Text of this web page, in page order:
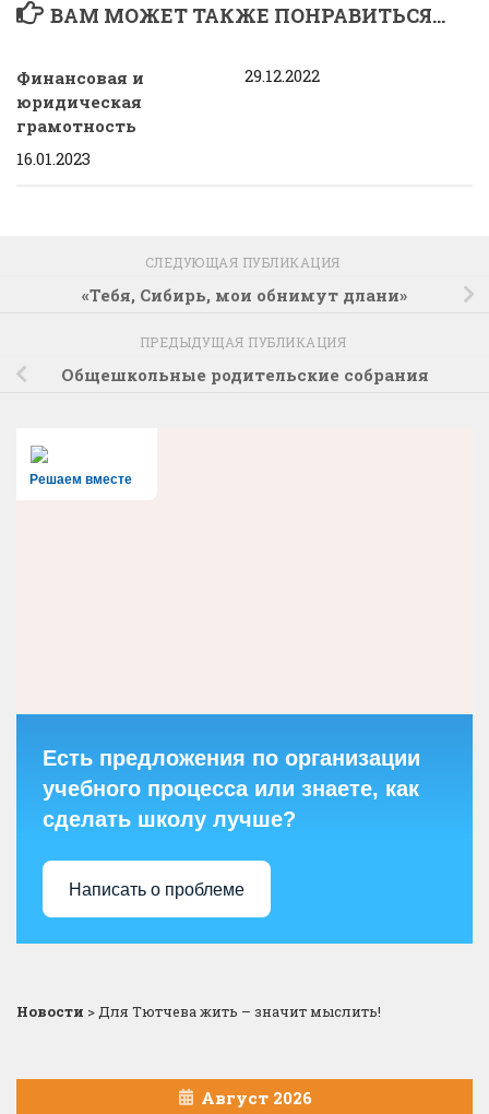
ВАМ МОЖЕТ ТАКЖЕ ПОНРАВИТЬСЯ...
Финансовая и
юридическая
грамотность
16.01.2023
29.12.2022
СЛЕДУЮЩАЯ ПУБЛИКАЦИЯ
«Тебя, Сибирь, мои обнимут длани»
ПРЕДЫДУЩАЯ ПУБЛИКАЦИЯ
Общешкольные родительские собрания
Решаем вместе
Есть предложения по организации
учебного процесса или знаете, как
сделать школу лучше?
Написать о проблеме
Новости >Для Тютчева жить – значит мыслить!
Август 2026